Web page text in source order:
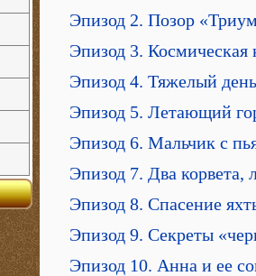
Эпизод 2. Позор
Эпизод 3. Космическая
Эпизод 4. Тяжелый
Эпизод 5. Летающий
Эпизод 6. Мальчик с
Эпизод 7. Два корвета,
Эпизод 8. Спасение
Эпизод 9. Секреты
Эпизод 10. Анна и ее